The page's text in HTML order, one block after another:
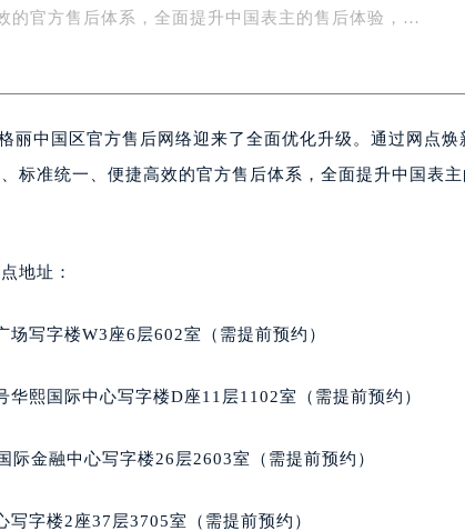
定东路399号置地商务中心东塔写字楼（华润万象城）17层
东路379号世茂天际中心写字楼8层805室（需提前预约）
路705号嘉兴世界贸易中心写字楼A座13层1304室（需提
红谷中大道998号绿地双子塔（中央广场）A1座办公楼
路230号万菱汇国际中心写字楼A塔7层704室（需提前预
东路5001号华润大厦写字楼17层1701室（需提前预约）
东路95号华润大厦写字楼B座11层1104室（需提前预约）
东路6号SAC东原中心写字楼24层2406B室（需提前预约
台街道建湘路393号世茂环球金融中心写字楼（芙蓉广场
的官方售后体系，全面提升中国表主的售后体验，…
丽中国区官方售后网络迎来了全面优化升级。通过网点
标准统一、便捷高效的官方售后体系，全面提升中国表
地址：
写字楼W3座6层602室（需提前预约）
熙国际中心写字楼D座11层1102室（需提前预约）
际金融中心写字楼26层2603室（需提前预约）
写字楼2座37层3705室（需提前预约）